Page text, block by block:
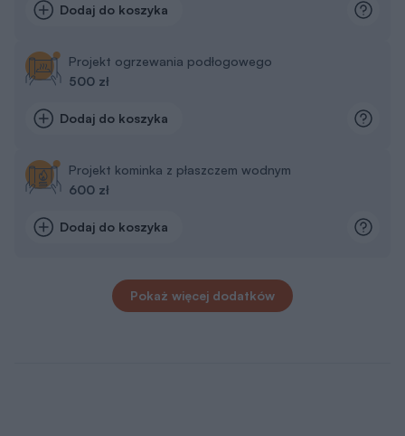
Dodaj do koszyka
Projekt ogrzewania podłogowego
500 zł
Dodaj do koszyka
Projekt kominka z płaszczem wodnym
600 zł
Dodaj do koszyka
Pokaż więcej dodatków